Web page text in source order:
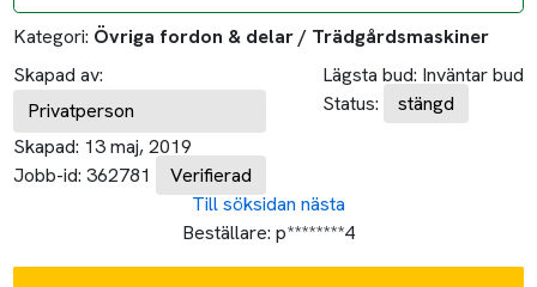
Kategori: Övriga fordon & delar / Trädgårdsmaskiner
Skapad av:
Privatperson
Skapad: 13 maj, 2019
Jobb-id: 362781 Verifierad
Lägsta bud: Inväntar bud
Status:
stängd
Till söksidan nästa
Beställare: p********4